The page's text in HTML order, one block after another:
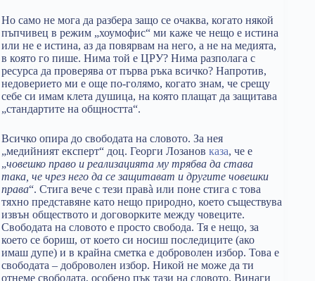
Но само не мога да разбера защо се очаква, когато някой
пъпчивец в режим „хоумофис“ ми каже че нещо е истина
или не е истина, аз да повярвам на него, а не на медията,
в която го пише. Нима той е ЦРУ? Нима разполага с
ресурса да проверява от първа ръка всичко? Напротив,
недоверието ми е още по-голямо, когато знам, че срещу
себе си имам клета душица, на която плащат да защитава
„стандартите на общността“.
Всичко опира до свободата на словото. За нея
„медийният експерт“ доц. Георги Лозанов каза, че е
„човешко право и реализацията му трябва да става
така, че чрез него да се защитават и другите човешки
права“. Стига вече с тези правà или поне стига с това
тяхно представяне като нещо природно, което съществува
извън обществото и договорките между човеците.
Свободата на словото е просто свобода. Тя е нещо, за
което се бориш, от което си носиш последиците (ако
имаш дупе) и в крайна сметка е доброволен избор. Това е
свободата – доброволен избор. Никой не може да ти
отнеме свободата, особено пък тази на словото. Винаги